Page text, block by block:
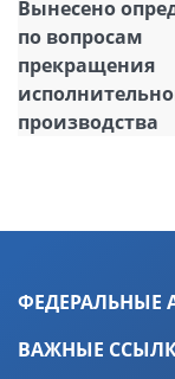
Вынесено
по вопросам
прекращения
производства
ФЕДЕРАЛЬНЫЕ
ВАЖНЫЕ